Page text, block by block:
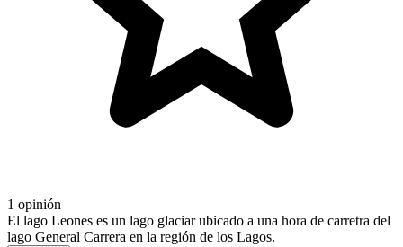
1 opinión
El lago Leones es un lago glaciar ubicado a una hora de carretra del
lago General Carrera en la región de los Lagos.